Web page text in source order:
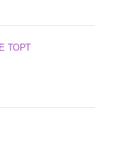
ТОРТ